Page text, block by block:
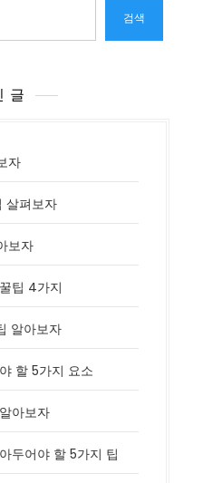
검색
글
자
살펴보자
보자
팁 4가지
알아보자
할 5가지 요소
아보자
두어야 할 5가지 팁